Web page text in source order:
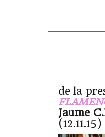
de la
Jaume
(12.11.15)